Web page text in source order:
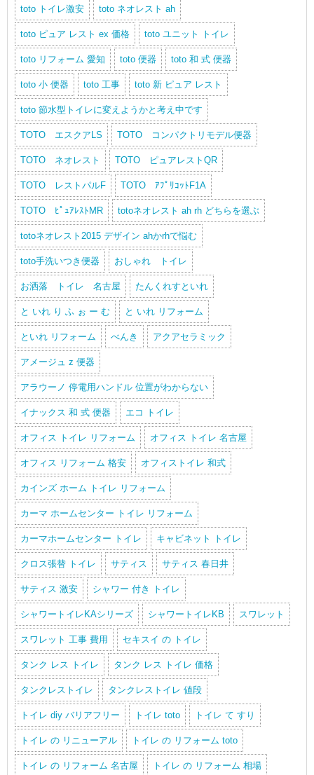
toto トイレ激安 toto ネオレスト ah
toto ピュア レスト ex 価格 toto ユニット トイレ
toto リフォーム 愛知 toto 便器 toto 和 式 便器
toto 小 便器 toto 工事 toto 新 ピュア レスト
toto 節水型トイレに変えようかと考え中です
TOTO エスクアLS TOTO コンパクトリモデル便器
TOTO ネオレスト TOTO ピュアレストQR
TOTO レストパルF TOTO ｱﾌﾟﾘｺｯﾄF1A
TOTO ﾋﾟｭｱﾚｽﾄMR totoネオレスト ah rh どちらを選ぶ
totoネオレスト2015 デザイン ahかrhで悩む
toto手洗いつき便器 おしゃれ トイレ
お洒落 トイレ 名古屋 たんくれすといれ
と いれ り ふ ぉ ー む と いれ リフォーム
といれ リフォーム べんき アクアセラミック
アメージュ z 便器
アラウーノ 停電用ハンドル 位置がわからない
イナックス 和 式 便器 エコ トイレ
オフィス トイレ リフォーム オフィス トイレ 名古屋
オフィス リフォーム 格安 オフィストイレ 和式
カインズ ホーム トイレ リフォーム
カーマ ホームセンター トイレ リフォーム
カーマホームセンター トイレ キャビネット トイレ
クロス張替 トイレ サティス サティス 春日井
サティス 激安 シャワー 付き トイレ
シャワートイレKAシリーズ シャワートイレKB スワレット
スワレット 工事 費用 セキスイ の トイレ
タンク レス トイレ タンク レス トイレ 価格
タンクレストイレ タンクレストイレ 値段
トイレ diy バリアフリー トイレ toto トイレ て すり
トイレ の リニューアル トイレ の リフォーム toto
トイレ の リフォーム 名古屋 トイレ の リフォーム 相場